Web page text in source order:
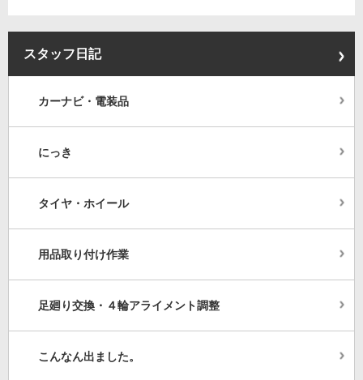
スタッフ日記
カーナビ・電装品
にっき
タイヤ・ホイール
用品取り付け作業
足廻り交換・４輪アライメント調整
こんなん出ました。